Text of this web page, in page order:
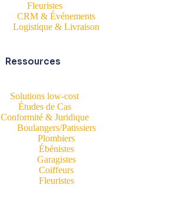
Fleuristes
CRM & Événements
Logistique & Livraison
Ressources
Solutions low-cost
Études de Cas
Conformité & Juridique
Boulangers/Patissiers
Plombiers
Ébénistes
Garagistes
Coiffeurs
Fleuristes